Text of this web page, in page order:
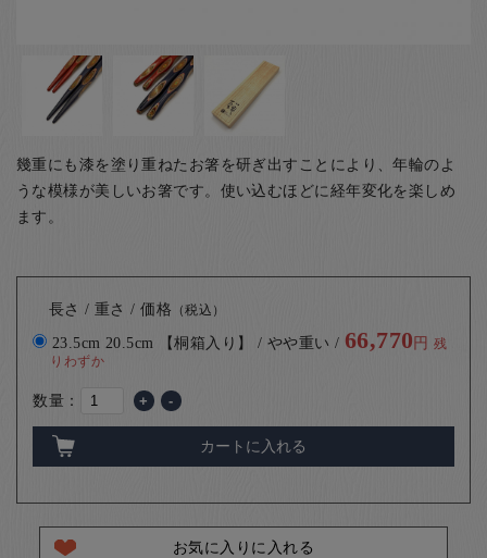
幾重にも漆を塗り重ねたお箸を研ぎ出すことにより、年輪のよ
うな模様が美しいお箸です。使い込むほどに経年変化を楽しめ
ます。
長さ / 重さ / 価格 （税込）
23.5cm 20.5cm 【桐箱入り】 / やや重い / 66,770円 残
りわずか
数量： + -
カートに入れる
お気に入りに入れる